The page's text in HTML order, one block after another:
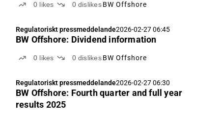
0 likes 0 dislikes BW Offshore
Regulatoriskt pressmeddelande2026-02-27 06:45
BW Offshore: Dividend information
0 likes 0 dislikes BW Offshore
Regulatoriskt pressmeddelande2026-02-27 06:30
BW Offshore: Fourth quarter and full year
results 2025